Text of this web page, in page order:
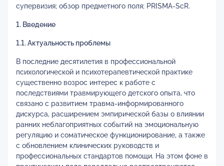
супервизия; обзор предметного поля; PRISMA-ScR.
1. Введение
1.1. Актуальность проблемы
В последние десятилетия в профессиональной
психологической и психотерапевтической практике
существенно возрос интерес к работе с
последствиями травмирующего детского опыта, что
связано с развитием травма-информированного
дискурса, расширением эмпирической базы о влиянии
ранних неблагоприятных событий на эмоциональную
регуляцию и соматическое функционирование, а также
с обновлением клинических руководств и
профессиональных стандартов помощи. На этом фоне в